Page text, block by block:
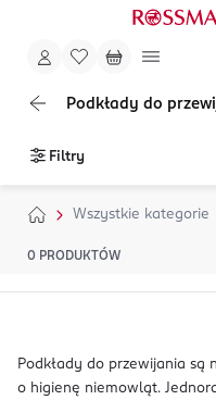
Podkłady do
Filtry
Wszystkie kategorie
0 PRODUKTÓW
Podkłady do przewijania są
o higienę niemowląt.